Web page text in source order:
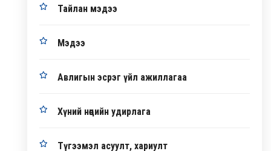
Тайлан мэдээ
Мэдээ
Авлигын эсрэг үйл ажиллагаа
Хүний нөөцийн удирлага
Түгээмэл асуулт, хариулт